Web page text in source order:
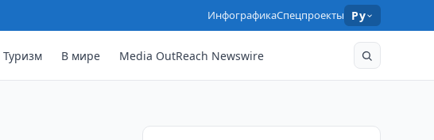
ИнфографикаСпецпроекты Ру
Туризм В мире Media OutReach Newswire